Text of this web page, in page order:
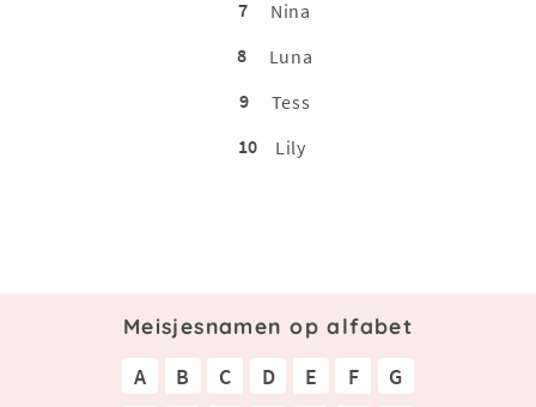
7
Nina
8
Luna
9
Tess
10
Lily
Meisjesnamen op alfabet
A B C D E F
G